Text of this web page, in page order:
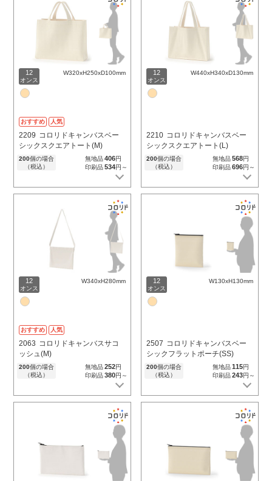
12
オンス
W320xH250xD100mm
おすすめ 人気
2209 コロリドキャンバスベー
シックスクエアトート(M)
200個の場合
（税込）
無地品406円
印刷品534円～
12
オンス
W440xH340xD130mm
2210 コロリドキャンバスベー
シックスクエアトート(L)
200個の場合
（税込）
無地品568円
印刷品696円～
12
オンス
W340xH280mm
おすすめ 人気
2063 コロリドキャンバスサコ
ッシュ(M)
200個の場合
（税込）
無地品252円
印刷品380円～
12
オンス
W130xH130mm
2507 コロリドキャンバスベー
シックフラットポーチ(SS)
200個の場合
（税込）
無地品115円
印刷品243円～